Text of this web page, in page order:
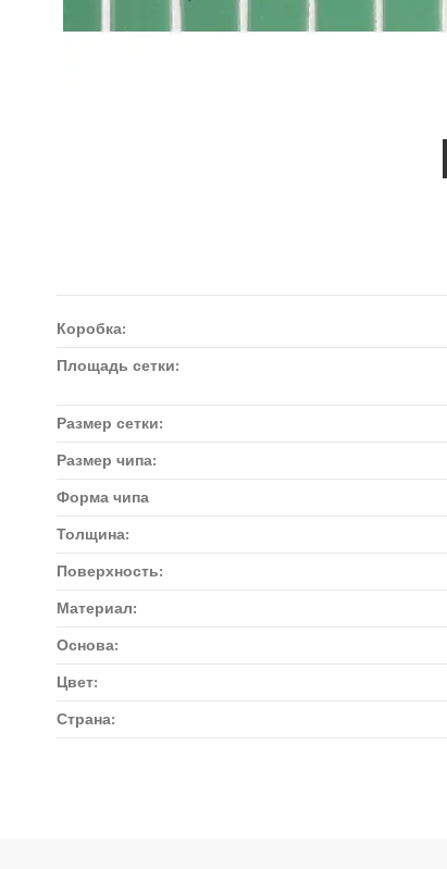
Коробка:
Площадь сетки:
Размер сетки:
Размер чипа:
Форма чипа
Толщина:
Поверхность:
Материал:
Основа:
Цвет:
Страна: